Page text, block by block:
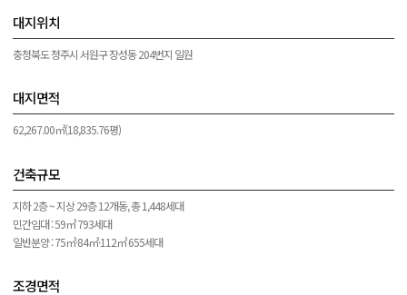
대지위치
충청북도 청주시 서원구 장성동 204번지 일원
대지면적
62,267.00㎡(18,835.76평)
건축규모
지하 2층 ~ 지상 29층 12개동, 총 1,448세대
민간임대 : 59㎡ 793세대
일반분양 : 75㎡·84㎡·112㎡ 655세대
조경면적